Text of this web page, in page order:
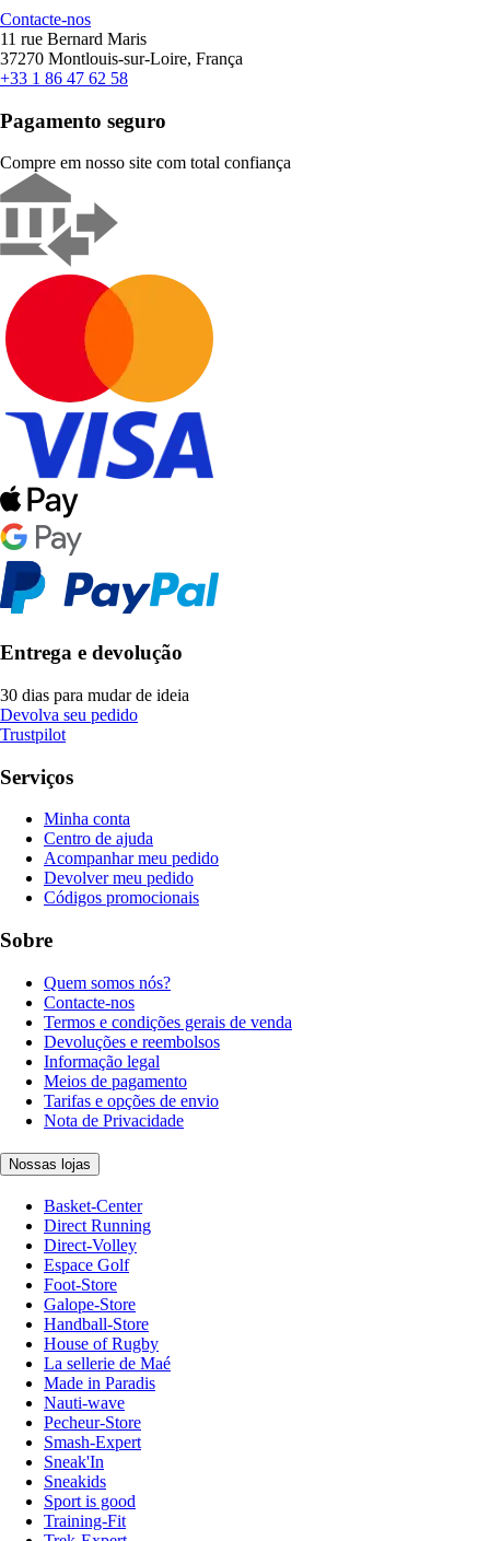
Contacte-nos
11 rue Bernard Maris
37270 Montlouis-sur-Loire, França
+33 1 86 47 62 58
Pagamento seguro
Compre em nosso site com total confiança
Entrega e devolução
30 dias para mudar de ideia
Devolva seu pedido
Trustpilot
Serviços
Minha conta
Centro de ajuda
Acompanhar meu pedido
Devolver meu pedido
Códigos promocionais
Sobre
Quem somos nós?
Contacte-nos
Termos e condições gerais de venda
Devoluções e reembolsos
Informação legal
Meios de pagamento
Tarifas e opções de envio
Nota de Privacidade
Nossas lojas
Basket-Center
Direct Running
Direct-Volley
Espace Golf
Foot-Store
Galope-Store
Handball-Store
House of Rugby
La sellerie de Maé
Made in Paradis
Nauti-wave
Pecheur-Store
Smash-Expert
Sneak'In
Sneakids
Sport is good
Training-Fit